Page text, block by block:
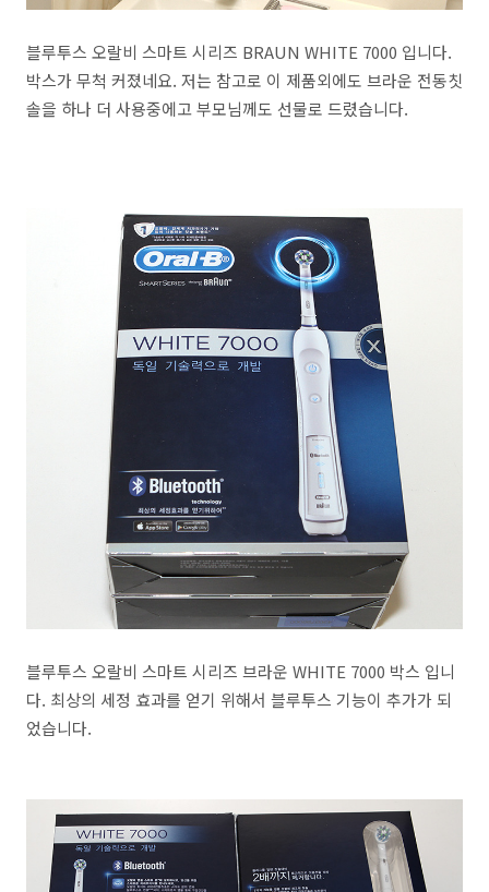
블루투스 오랄비 스마트 시리즈 BRAUN WHITE 7000 입니다.
박스가 무척 커졌네요. 저는 참고로 이 제품외에도 브라운 전동칫
솔을 하나 더 사용중에고 부모님께도 선물로 드렸습니다.
블루투스 오랄비 스마트 시리즈 브라운 WHITE 7000 박스 입니
다. 최상의 세정 효과를 얻기 위해서 블루투스 기능이 추가가 되
었습니다.